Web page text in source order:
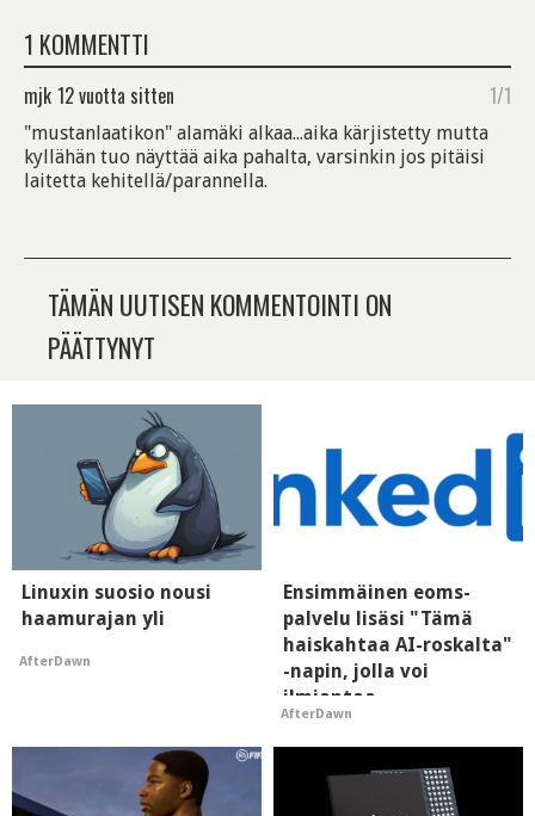
1 KOMMENTTI
mjk 12 vuotta sitten 1/1
"mustanlaatikon" alamäki alkaa...aika kärjistetty mutta
kyllähän tuo näyttää aika pahalta, varsinkin jos pitäisi
laitetta kehitellä/parannella.
TÄMÄN UUTISEN KOMMENTOINTI ON
PÄÄTTYNYT
Linuxin suosio nousi
haamurajan yli
AfterDawn
Ensimmäinen eoms-
palvelu lisäsi "Tämä
haiskahtaa AI-roskalta"
-napin, jolla voi
ilmiantaa
tekoälytauhkan
AfterDawn